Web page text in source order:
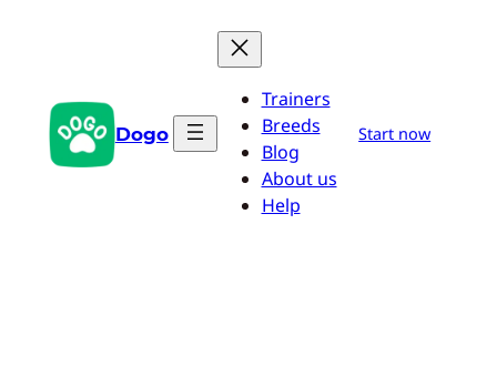
Dogo
Trainers
Breeds
Blog
About us
Help
Start now